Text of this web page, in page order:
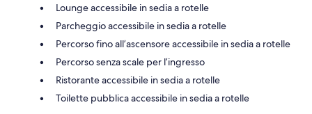
Lounge accessibile in sedia a rotelle
Parcheggio accessibile in sedia a rotelle
Percorso fino all’ascensore accessibile in sedia a rotelle
Percorso senza scale per l’ingresso
Ristorante accessibile in sedia a rotelle
Toilette pubblica accessibile in sedia a rotelle